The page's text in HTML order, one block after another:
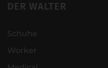
DER WALTER
Schuhe
Worker